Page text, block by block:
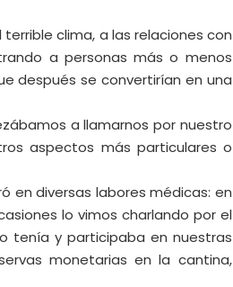
clima, a las relaciones con
a personas más o menos
después se convertirían en una
a llamarnos por nuestro
aspectos más particulares o
en diversas labores médicas: en
lo vimos charlando por el
tenía y participaba en nuestras
monetarias en la cantina,